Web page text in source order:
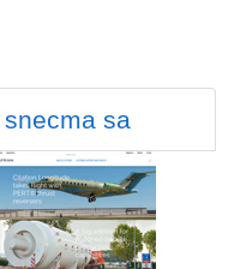
snecma sa